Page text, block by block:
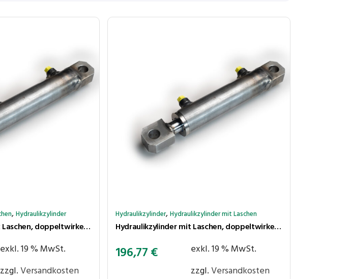
,Hydraulikzylinder
Hydraulikzylinder mit Laschen, doppeltwirkend, Hub 600 mm, Kolben ⌀40 mm, Stange ⌀25 mm
exkl. 19 % MwSt.
zzgl.Versandkosten
Hydraulikzylinder,Hydraulikzylinder mit Laschen
Hydraulikzylinder mit Laschen, doppeltwirkend, Hub 550 mm, Kolben ⌀40 mm, Stange ⌀25 mm
196,77€
exkl. 19 % MwSt.
zzgl.Versandkosten